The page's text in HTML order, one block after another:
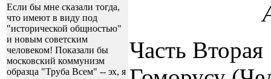
Если бы мне сказали тогда,
что имеют в виду под
"исторической общностью"
и новым советским
человеком! Показали бы
московский коммунизм
образца "Труба Всем" -- эх, я
Часть